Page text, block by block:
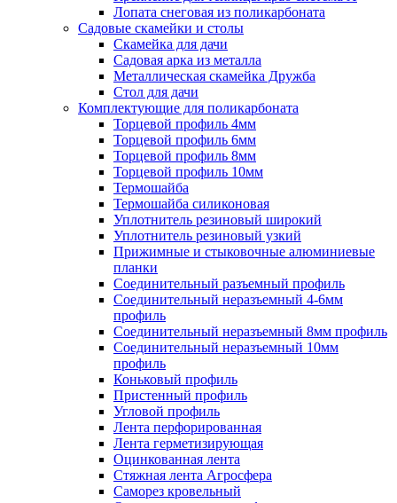
Лопата снеговая из поликарбоната
Садовые скамейки и столы
Скамейка для дачи
Садовая арка из металла
Металлическая скамейка Дружба
Стол для дачи
Комплектующие для поликарбоната
Торцевой профиль 4мм
Торцевой профиль 6мм
Торцевой профиль 8мм
Торцевой профиль 10мм
Термошайба
Термошайба силиконовая
Уплотнитель резиновый широкий
Уплотнитель резиновый узкий
Прижимные и стыковочные алюминиевые
планки
Соединительный разъемный профиль
Соединительный неразъемный 4-6мм
профиль
Соединительный неразъемный 8мм профиль
Соединительный неразъемный 10мм
профиль
Коньковый профиль
Пристенный профиль
Угловой профиль
Лента перфорированная
Лента герметизирующая
Оцинкованная лента
Стяжная лента Агросфера
Саморез кровельный